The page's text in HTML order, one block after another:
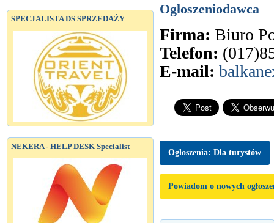
SPECJALISTA DS SPRZEDAŻY
NEKERA - HELP DESK Specialist
Ogłoszeniodawca
Firma: Biuro
Telefon:
E-mail:
Ogłoszenia: Dla turystów
Powiadom o nowych